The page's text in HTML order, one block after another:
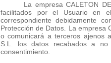
La empresa CALETON
facilitados por el Usuario en
correspondiente debidamente
Protección de Datos. La empresa
o comunicará a terceros ajenos
S.L. los datos recabados a
consentimiento.